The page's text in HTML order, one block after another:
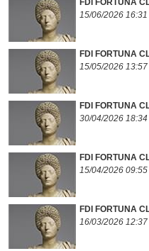
FDI FORTUNA
15/06/2026 16:31
FDI FORTUNA
15/05/2026 13:57
FDI FORTUNA
30/04/2026 18:34
FDI FORTUNA
15/04/2026 09:55
FDI FORTUNA
16/03/2026 12:37